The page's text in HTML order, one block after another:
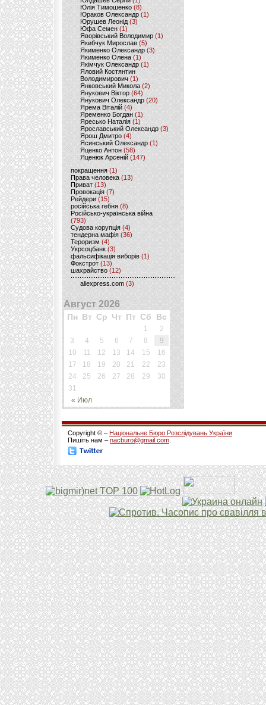
Юлія Тимошенко (8)
Юраков Олександр (1)
Юрушев Леонід (3)
Юфа Семен (1)
Яворівський Володимир (1)
Якибчук Мирослав (5)
Якименко Олександр (3)
Якименко Олена(1)
Якімчук Олександр (1)
Яловий Костянтин
Володимирович (1)
Янковський Микола(2)
Янукович Віктор (64)
Янукович Олександр(20)
Ярема Віталій(4)
Яременко Богдан(1)
Яресько Наталія(1)
Ярославський Олександр (3)
Ярош Дмитро (4)
Ясинський Олександр (1)
Яценко Антон(58)
Яценюк Арсеній (147)
покращення (1)
Права человека(13)
Приват (13)
Провокація (7)
Рейдери (15)
російська гебня (8)
Російсько-українська війна
(793)
Судова корупція (4)
тендерна мафія (36)
Тероризм (4)
Укрсоцбанк (3)
фальсифікація виборів (1)
Фокстрот(13)
шахрайство (12)
aliexpress.com (3)
Август 2026
Пн Вт Ср Чт Пт Сб Вс
« Июл
1
2
3
4 5 6 7 8
9
10
11 12 13 14 15
16
17
18 19 20 21 22
23
24
25 26 27 28 29
30
31
Copyright © – Національне Бюро Розслідувань України
Пишіть нам – nacburo@gmail.com